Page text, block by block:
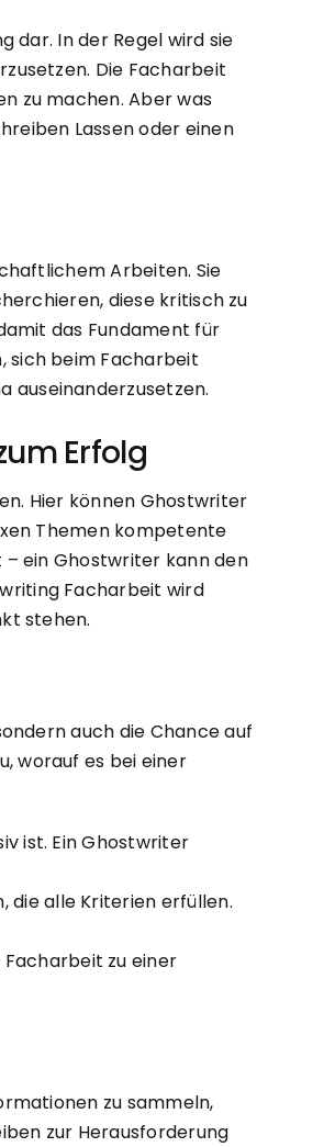
dar. In der Regel wird sie
Die Facharbeit
zu machen. Aber was
Lassen oder einen
Arbeiten. Sie
diese kritisch zu
das Fundament für
sich beim Facharbeit
auseinanderzusetzen.
Erfolg
Hier können Ghostwriter
Themen kompetente
ein Ghostwriter kann den
Facharbeit wird
stehen.
auch die Chance auf
worauf es bei einer
ist. Ein Ghostwriter
die alle Kriterien erfüllen.
zu einer
zu sammeln,
zur Herausforderung